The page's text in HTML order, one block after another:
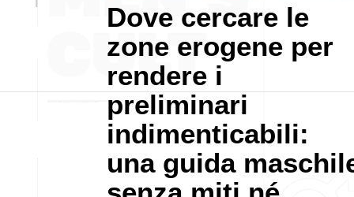
Dove cercare le
zone erogene per
rendere i
preliminari
indimenticabili:
una guida